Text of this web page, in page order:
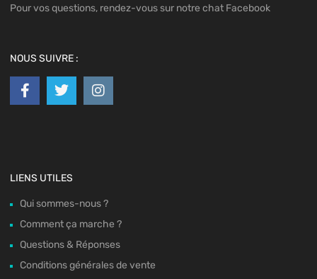
Pour vos questions, rendez-vous sur notre chat Facebook
NOUS SUIVRE :
LIENS UTILES
Qui sommes-nous ?
Comment ça marche ?
Questions & Réponses
Conditions générales de vente